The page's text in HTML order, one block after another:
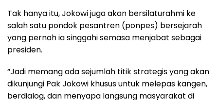
Tak hanya itu, Jokowi juga akan bersilaturahmi ke
salah satu pondok pesantren (ponpes) bersejarah
yang pernah ia singgahi semasa menjabat sebagai
presiden.
“Jadi memang ada sejumlah titik strategis yang akan
dikunjungi Pak Jokowi khusus untuk melepas kangen,
berdialog, dan menyapa langsung masyarakat di